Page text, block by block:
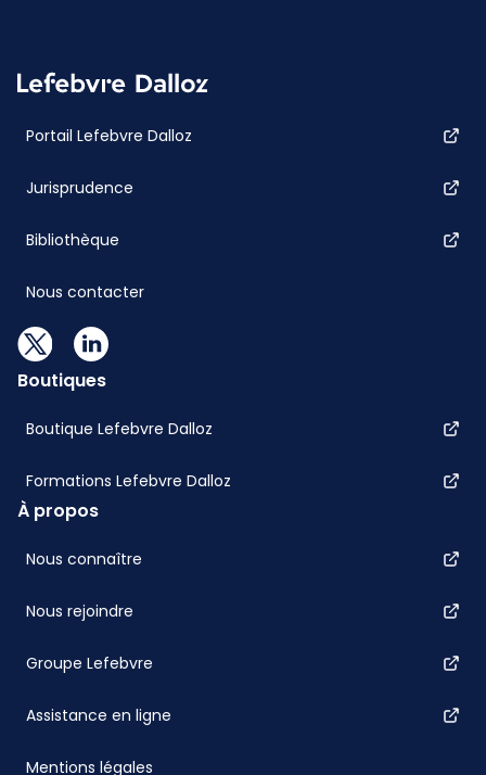
Portail Lefebvre Dalloz
Jurisprudence
Bibliothèque
Nous contacter
Boutiques
Boutique Lefebvre Dalloz
Formations Lefebvre Dalloz
À propos
Nous connaître
Nous rejoindre
Groupe Lefebvre
Assistance en ligne
Mentions légales